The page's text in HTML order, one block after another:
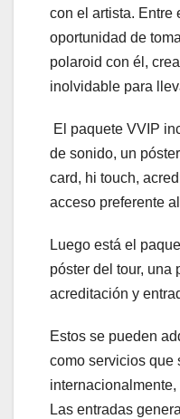
con el artista. Entre
oportunidad de
polaroid con él,
inolvidable para
El paquete VVIP
de sonido, un
card, hi touch,
acceso preferente
Luego está el
póster del tour, una
acreditación y
Estos se pueden
como servicios que
Las entradas